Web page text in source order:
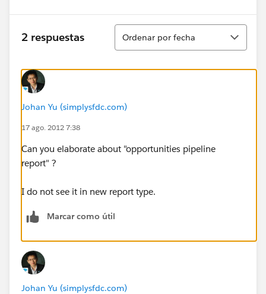
2 respuestas
Ordenar
Ordenar por fecha
Johan Yu (simplysfdc.com)
17 ago. 2012 7:38
Can you elaborate about "opportunities pipeline
report" ?
I do not see it in new report type.
Marcar como útil
Johan Yu (simplysfdc.com)